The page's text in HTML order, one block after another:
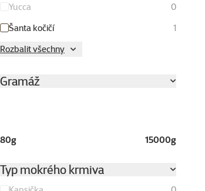
Yucca
0
Šanta kočičí
1
Rozbalit všechny
Gramáž
80g 15000g
Typ mokrého krmiva